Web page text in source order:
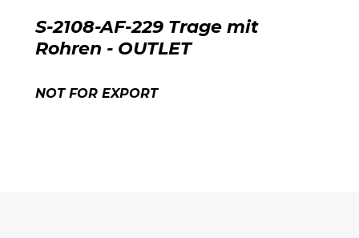
S-2108-AF-229 Trage mit
Rohren - OUTLET
NOT FOR EXPORT